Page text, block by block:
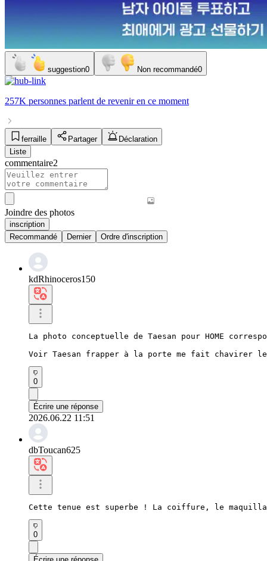
suggestion0 Non recommandé0
257K personnes parlent de reveniren ce moment
ferraille Partager
Déclaration
Liste
commentaire2
Joindre des photos
inscription
Recommandé
Dernier Ordre d'inscription
kdRhinoceros150
La photo conceptuelle de Taesan pour HOME
Voir Taesan frapper à la porte me fait chavirer
0
Écrire une réponse
2026.06.22 11:51
dbToucan625
Cette tenue est superbe ! La coiffure, le
0